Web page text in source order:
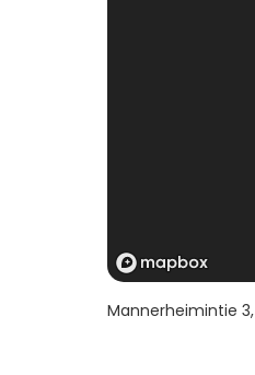
Mannerheimintie 3,